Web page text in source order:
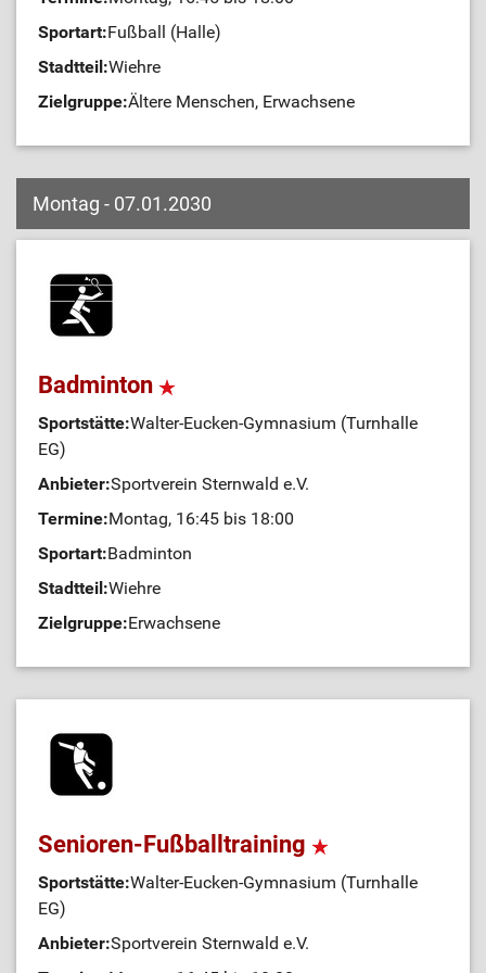
Sportart:Fußball (Halle)
Stadtteil:Wiehre
Zielgruppe:Ältere Menschen, Erwachsene
Montag - 07.01.2030
Badminton
Sportstätte:Walter-Eucken-Gymnasium (Turnhalle
EG)
Anbieter:Sportverein Sternwald e.V.
Termine:Montag, 16:45 bis 18:00
Sportart:Badminton
Stadtteil:Wiehre
Zielgruppe:Erwachsene
Senioren-Fußballtraining
Sportstätte:Walter-Eucken-Gymnasium (Turnhalle
EG)
Anbieter:Sportverein Sternwald e.V.